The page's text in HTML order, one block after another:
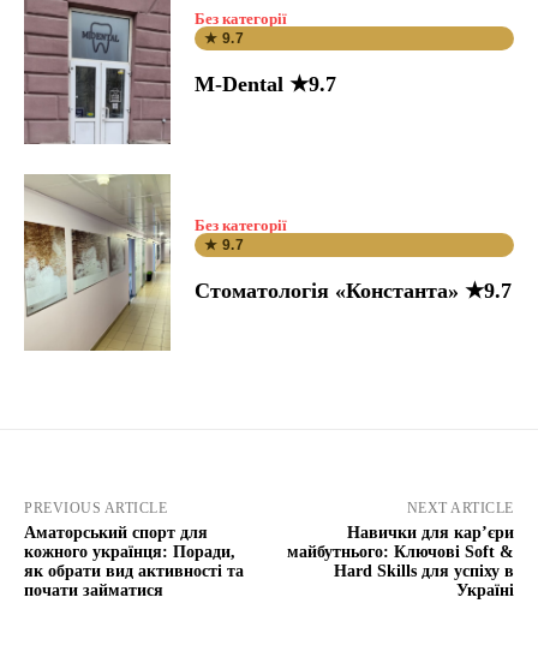
Без категорії
★ 9.7
M-Dental ★9.7
Без категорії
★ 9.7
Стоматологія «Константа» ★9.7
PREVIOUS ARTICLE
Аматорський спорт для
кожного українця: Поради,
як обрати вид активності та
почати займатися
NEXT ARTICLE
Навички для кар’єри
майбутнього: Ключові Soft &
Hard Skills для успіху в
Україні